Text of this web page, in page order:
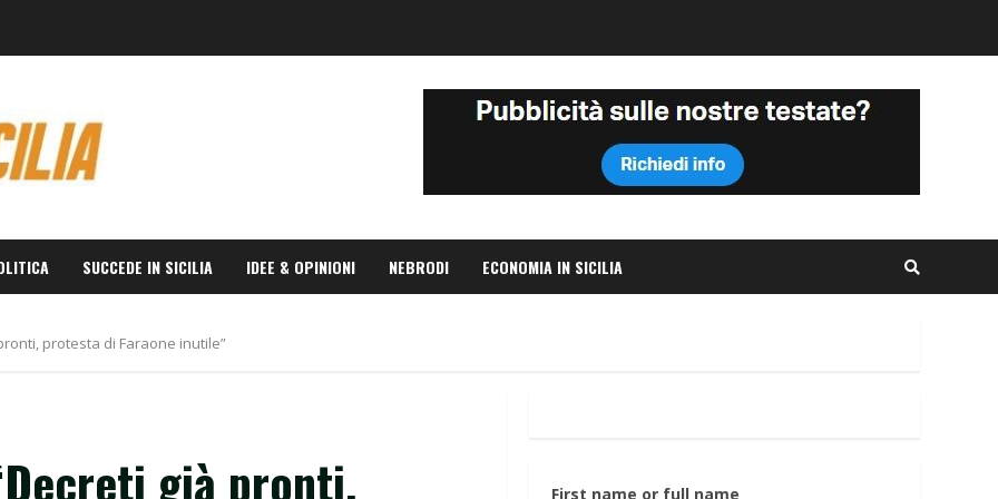
SUCCEDE IN SICILIA IDEE & OPINIONI NEBRODI ECONOMIA IN SICILIA
protesta di Faraone inutile”
già pronti,
First name or full name